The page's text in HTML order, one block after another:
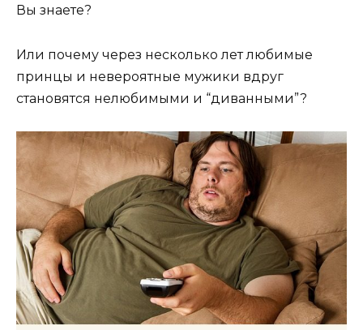
Вы знаете?
Или почему через несколько лет любимые
принцы и невероятные мужики вдруг
становятся нелюбимыми и “диванными”?